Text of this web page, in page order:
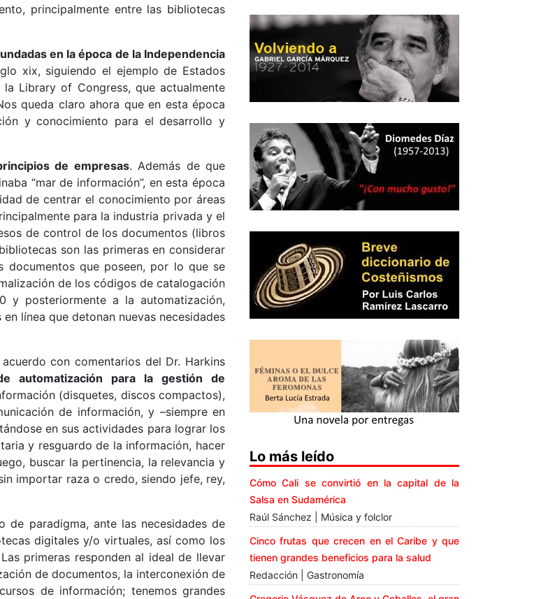
principalmente entre las bibliotecas
en la época de la Independencia
xix, siguiendo el ejemplo de Estados
Library of Congress, que actualmente
queda claro ahora que en esta época
y conocimiento para el desarrollo y
de empresas. Además de que
“mar de información”, en esta época
de centrar el conocimiento por áreas
para la industria privada y el
de control de los documentos (libros
son las primeras en considerar
que poseen, por lo que se
de los códigos de catalogación
y posteriormente a la automatización,
línea que detonan nuevas necesidades
con comentarios del Dr. Harkins
automatización para la gestión de
(disquetes, discos compactos),
de información, y –siempre en
en sus actividades para lograr los
y resguardo de la información, hacer
buscar la pertinencia, la relevancia y
importar raza o credo, siendo jefe, rey,
paradigma, ante las necesidades de
digitales y/o virtuales, así como los
primeras responden al ideal de llevar
de documentos, la interconexión de
de información; tenemos grandes
Lo más leído
Cómo Cali se convirtió en la capital de la
Salsa en Sudamérica
Raúl Sánchez | Música y folclor
Cinco frutas que crecen en el Caribe y que
tienen grandes beneficios para la salud
Redacción | Gastronomía